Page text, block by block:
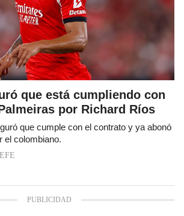
que está cumpliendo con
por Richard Ríos
que cumple con el contrato y ya abonó
el colombiano.
EFE